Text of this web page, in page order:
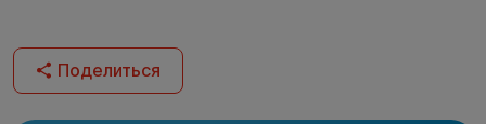
Поделиться